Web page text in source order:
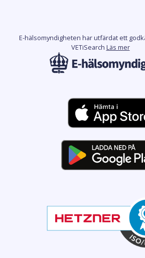
E-hälsomyndigheten har utfärdat ett
VETiSearch Läs mer